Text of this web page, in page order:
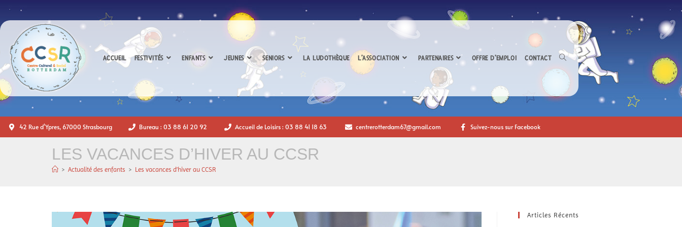
ACCUEIL FESTIVITÉS ENFANTS JEUNES SENIORS LA LUDOTHÈQUE L’ASSOCIATION PARTENAIRES OFFRE D’EMPLOI CONTACT
42 Rue d'Ypres, 67000 Strasbourg Bureau : 03 88 61 20 92 Accueil de Loisirs : 03 88 41 18 63 centrerotterdam67@gmail.com Suivez-nous sur Facebook
LES VACANCES D’HIVER AU CCSR
> Actualité des enfants > Les vacances d’hiver au CCSR
Articles Récents